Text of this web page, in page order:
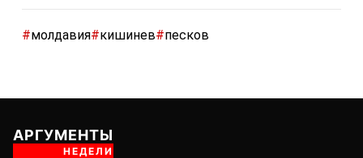
#молдавия#кишинев#песков
АРГУМЕНТЫ
НЕДЕЛИ